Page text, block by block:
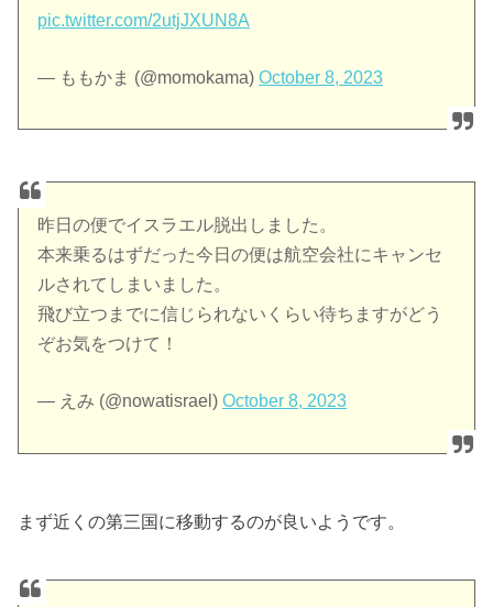
pic.twitter.com/2utjJXUN8A
— ももかま (@momokama)October 8, 2023
昨日の便でイスラエル脱出しました。
本来乗るはずだった今日の便は航空会社にキャンセ
ルされてしまいました。
飛び立つまでに信じられないくらい待ちますがどう
ぞお気をつけて！
— えみ (@nowatisrael)October 8, 2023
まず近くの第三国に移動するのが良いようです。